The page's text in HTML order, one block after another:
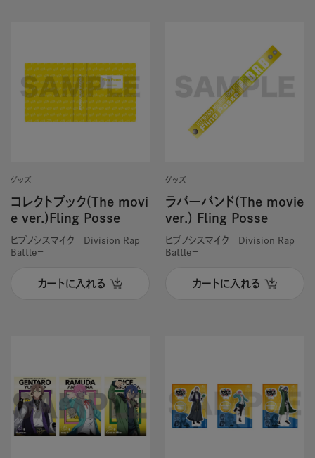
グッズ
コレクトブック(The movi
e ver.)Fling Posse
ヒプノシスマイク －Division Rap
Battle－
カートに入れる
グッズ
ラバーバンド(The movie
ver.) Fling Posse
ヒプノシスマイク －Division Rap
Battle－
カートに入れる